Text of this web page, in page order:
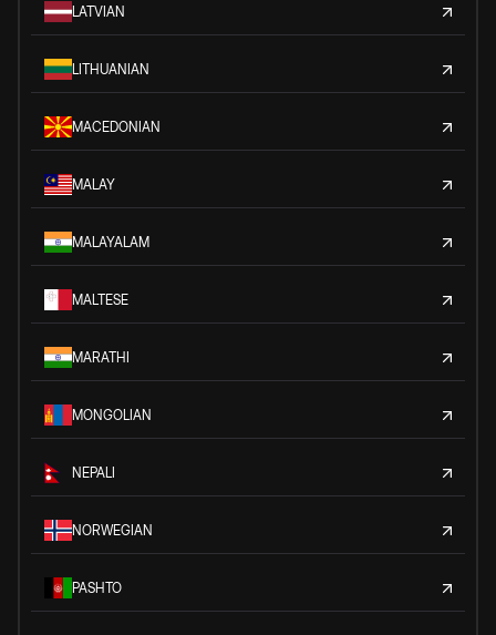
LATVIAN
LITHUANIAN
MACEDONIAN
MALAY
MALAYALAM
MALTESE
MARATHI
MONGOLIAN
NEPALI
NORWEGIAN
PASHTO